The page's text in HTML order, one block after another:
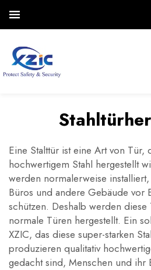
Eine Stalttür ist eine Art von Tür,
hochwertigem Stahl hergestellt
werden normalerweise
Büros und andere Gebäude vor
schützen. Deshalb werden diese
normale Türen hergestellt. Ein
XZIC, das diese super-starken
produzieren qualitativ
gedacht sind, Menschen und ihr